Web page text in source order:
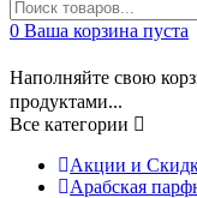
0 Ваша корзина пуста
Наполняйте свою
продуктами...
Все категории
Акции и
Арабская